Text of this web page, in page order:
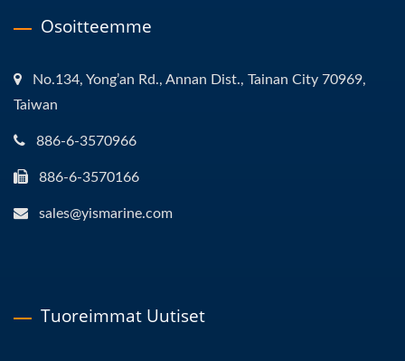
Osoitteemme
No.134, Yong’an Rd., Annan Dist., Tainan City 70969,
Taiwan
886-6-3570966
886-6-3570166
sales@yismarine.com
Tuoreimmat Uutiset